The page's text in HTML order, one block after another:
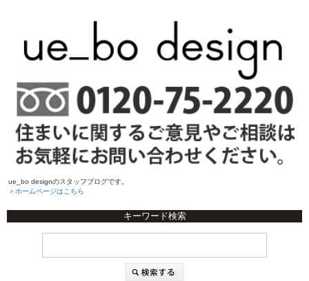
ue_bo designのスタッフブログです。
＞ホームページはこちら
キーワード検索